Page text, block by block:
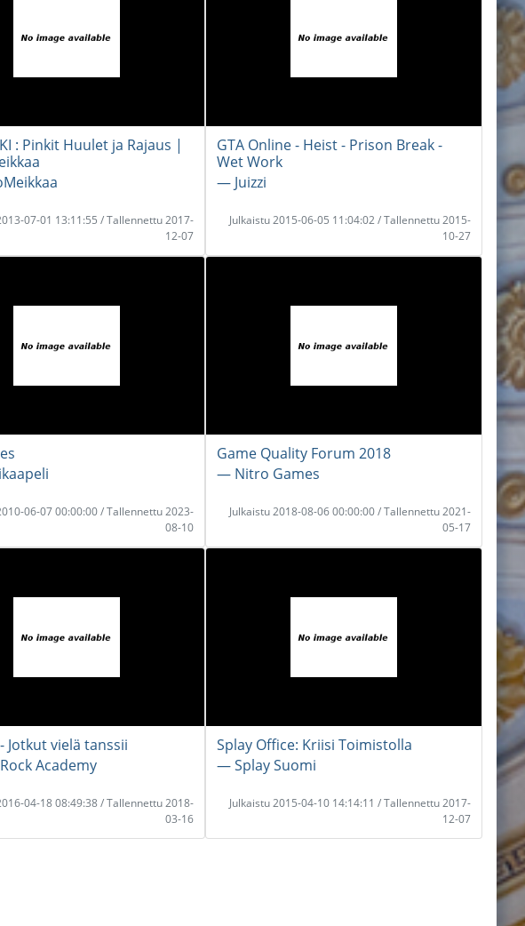
: Pinkit Huulet ja Rajaus |
07-01 13:11:55 / Tallennettu 2017-
12-07
GTA Online - Heist - Prison Break -
Wet Work
― Juizzi
Julkaistu 2015-06-05 11:04:02 / Tallennettu 2015-
10-27
06-07 00:00:00 / Tallennettu 2023-
08-10
Game Quality Forum 2018
― Nitro Games
Julkaistu 2018-08-06 00:00:00 / Tallennettu 2021-
05-17
Jotkut vielä tanssii
Academy
04-18 08:49:38 / Tallennettu 2018-
03-16
Splay Office: Kriisi Toimistolla
― Splay Suomi
Julkaistu 2015-04-10 14:14:11 / Tallennettu 2017-
12-07